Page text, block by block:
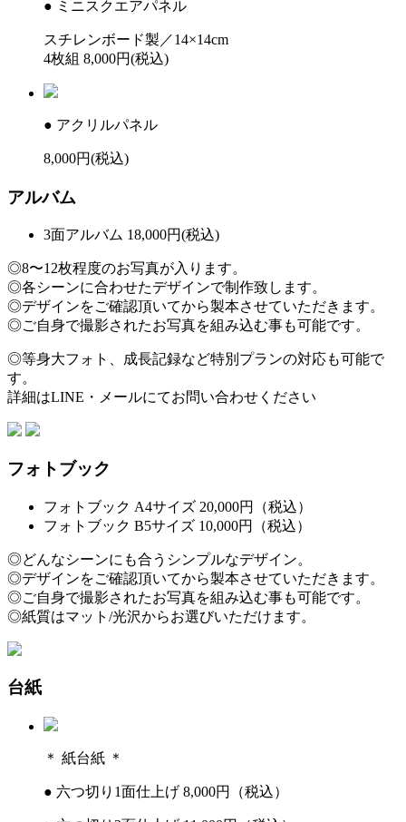
● ミニスクエアパネル
スチレンボード製／14×14cm
4枚組 8,000円(税込)
● アクリルパネル
8,000円(税込)
アルバム
3面アルバム 18,000円(税込)
◎8〜12枚程度のお写真が入ります。
◎各シーンに合わせたデザインで制作致します。
◎デザインをご確認頂いてから製本させていただきます。
◎ご自身で撮影されたお写真を組み込む事も可能です。
◎等身大フォト、成長記録など特別プランの対応も可能で
す。
詳細はLINE・メールにてお問い合わせください
フォトブック
フォトブック A4サイズ 20,000円（税込）
フォトブック B5サイズ 10,000円（税込）
◎どんなシーンにも合うシンプルなデザイン。
◎デザインをご確認頂いてから製本させていただきます。
◎ご自身で撮影されたお写真を組み込む事も可能です。
◎紙質はマット/光沢からお選びいただけます。
台紙
＊ 紙台紙 ＊
● 六つ切り1面仕上げ 8,000円（税込）